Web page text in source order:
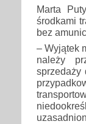
Marta
środkami
bez
– Wyjątek
należy
sprzedaży